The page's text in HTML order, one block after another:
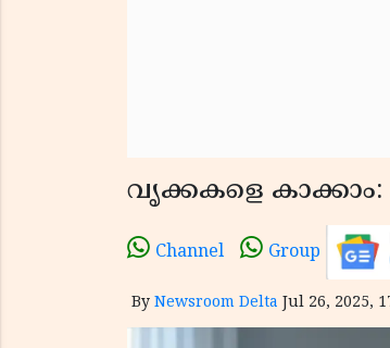
വൃക്കകളെ കാക്കാം:
Channel Group
By Newsroom Delta Jul 26, 2025,